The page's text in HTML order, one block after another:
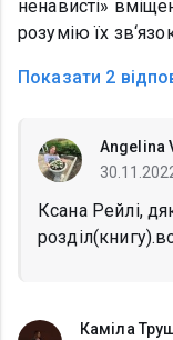
ненависті»
розумію їх
Показати 2
Angelina
Ксана Рейлі,
Каміла